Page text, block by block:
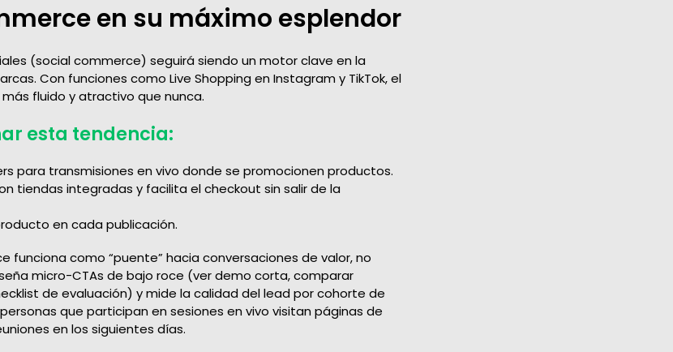
en su máximo esplendor
(social commerce) seguirá siendo un motor clave en la
Con funciones como Live Shopping en Instagram y TikTok, el
fluido y atractivo que nunca.
esta tendencia:
para transmisiones en vivo donde se promocionen productos.
tiendas integradas y facilita el checkout sin salir de la
en cada publicación.
funciona como “puente” hacia conversaciones de valor, no
micro-CTAs de bajo roce (ver demo corta, comparar
de evaluación) y mide la calidad del lead por cohorte de
que participan en sesiones en vivo visitan páginas de
en los siguientes días.